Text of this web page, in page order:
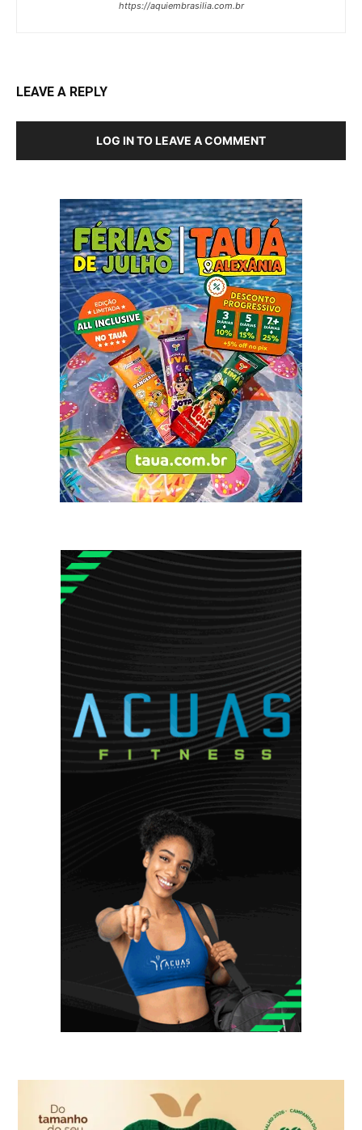
https://aquiembrasilia.com.br
LEAVE A REPLY
LOG IN TO LEAVE A COMMENT